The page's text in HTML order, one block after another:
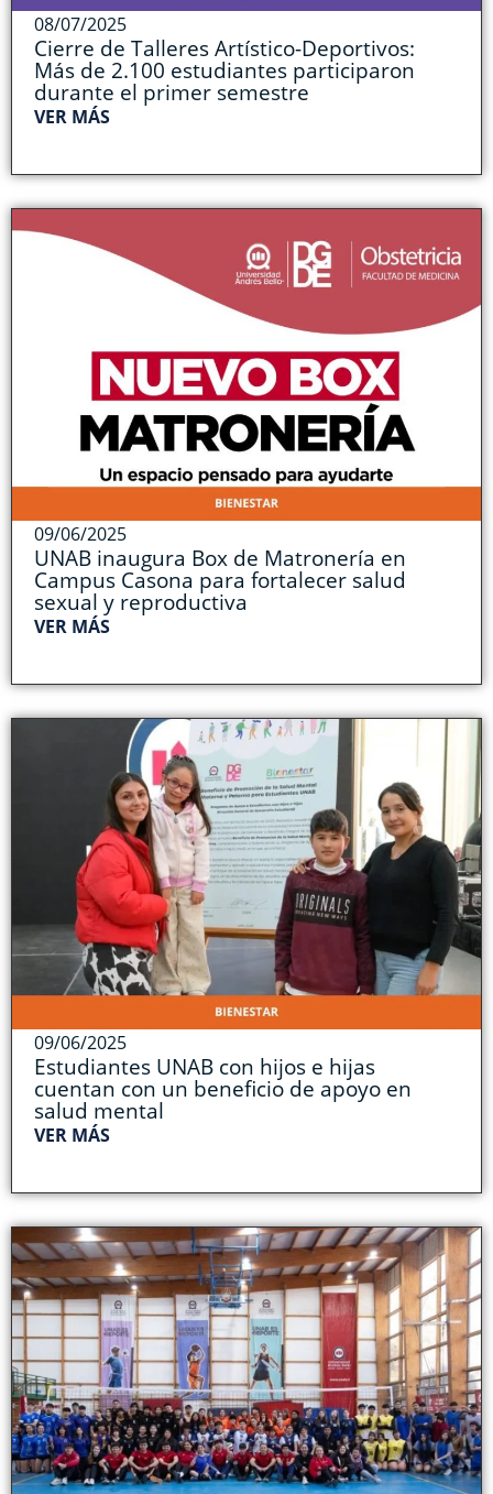
08/07/2025
Cierre de Talleres Artístico-Deportivos:
Más de 2.100 estudiantes participaron
durante el primer semestre
VER MÁS
09/06/2025
UNAB inaugura Box de Matronería en
Campus Casona para fortalecer salud
sexual y reproductiva
VER MÁS
09/06/2025
Estudiantes UNAB con hijos e hijas
cuentan con un beneficio de apoyo en
salud mental
VER MÁS